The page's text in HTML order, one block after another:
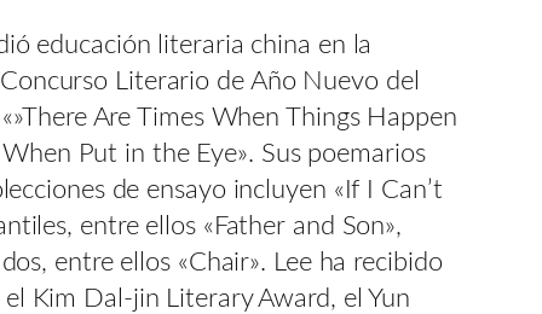
educación literaria china en la
Literario de Año Nuevo del
Are Times When Things Happen
Put in the Eye». Sus poemarios
de ensayo incluyen «If I Can’t
entre ellos «Father and Son»,
entre ellos «Chair». Lee ha recibido
Kim Dal-jin Literary Award, el Yun